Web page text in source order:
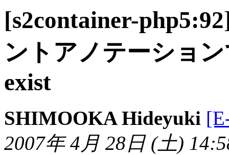
[s2container-
ントアノテーショ
exist
SHIMOOKA Hideyuki
2007年 4月 28日 (土)